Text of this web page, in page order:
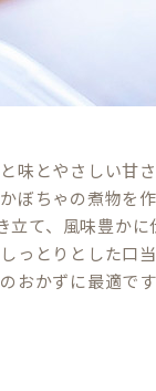
味とやさしい甘さ
ぼちゃの煮物を
て、風味豊かに
とりとした口
おかずに最適です